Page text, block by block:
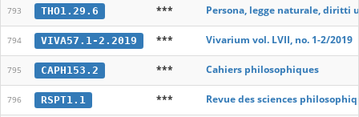
793 THO1.29.6 *** Persona, legge naturale, diritti
794 VIVA57.1-2.2019 *** Vivarium vol. LVII, no. 1-2/2019
795 CAPH153.2 *** Cahiers philosophiques
796 RSPT1.1 *** Revue des sciences